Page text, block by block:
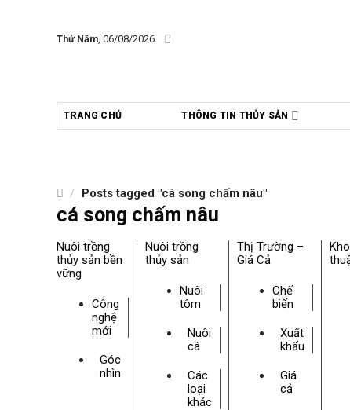
Thứ Năm, 06/08/2026
TRANG CHỦ THÔNG TIN THỦY SẢN
/ Posts tagged "cá song chấm nâu"
cá song chấm nâu
Nuôi trồng
thủy sản bền
vững
Công
nghệ
mới
Góc
nhìn
Nuôi trồng
thủy sản
Nuôi
tôm
Nuôi
cá
Các
loại
khác
Thị Trường –
Giá Cả
Chế
biến
Xuất
khẩu
Giá
cả